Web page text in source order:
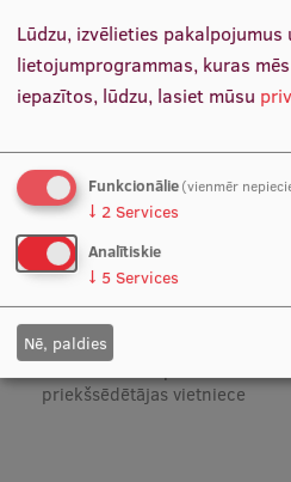
Starptautiskā
Starptautiskie projekti
Starptautiskie sadarbības
EURAXESS RSU
EATRIS koordinators Latvijā
Katedras vadītāja, Docētāja,
Vadošā pētniece, Vadītāja,
RSU Zinātnes padomes
priekšsēdētājas vietniece
Lūdzu, izvēlieties pakalpojumus
lietojumprogrammas, kuras
iepazītos, lūdzu, lasiet mūsu
Funkcionālie(vienmēr
↓ 2 Services
Analītiskie
↓ 5 Services
Nē, paldies